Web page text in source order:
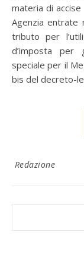
materia di accise
Agenzia entrate
tributo per
d’imposta per
speciale per il
bis del decreto-
Redazione